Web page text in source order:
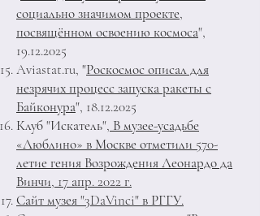
социально значимом проекте,
посвящённом освоению космоса",
19.12.2025
Aviastat.ru, "Роскосмос описал для
незрячих процесс запуска ракеты с
Байконура", 18.12.2025
Клуб "Искатель", В музее-усадьбе
«Люблино» в Москве отметили 570-
летие гения Возрождения Леонардо да
Винчи, 17 апр. 2022 г.
Сайт музея "3DaVinci" в РГГУ.